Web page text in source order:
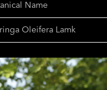
Name
Oleifera Lamk